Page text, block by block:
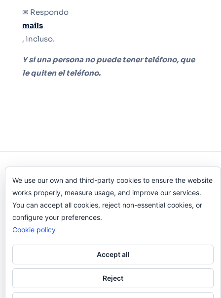
✉ Respondo
mails
, incluso.
Y si una persona no puede tener teléfono, que
le quiten el teléfono.
Odi O'Malley © 2016-2025. Todos Los Derechos
Reservados.
We use our own and third-party cookies to ensure the website
works properly, measure usage, and improve our services.
You can accept all cookies, reject non-essential cookies, or
configure your preferences.
Cookie policy
Accept all
Reject